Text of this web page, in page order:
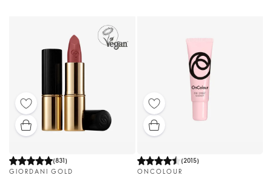
(831)
GIORDANI GOLD
(2015)
ONCOLOUR